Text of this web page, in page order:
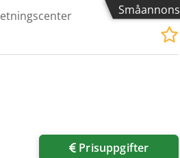
Småannons
Prisuppgifter